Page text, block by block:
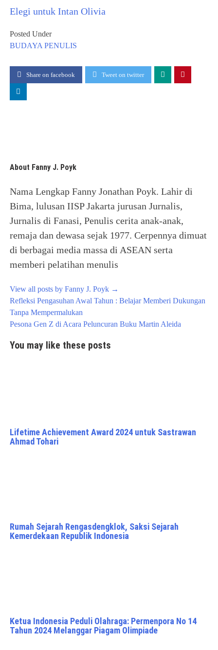
Elegi untuk Intan Olivia
Posted Under
BUDAYA PENULIS
Share on facebook Tweet on twitter
About Fanny J. Poyk
Nama Lengkap Fanny Jonathan Poyk. Lahir di
Bima, lulusan IISP Jakarta jurusan Jurnalis,
Jurnalis di Fanasi, Penulis cerita anak-anak,
remaja dan dewasa sejak 1977. Cerpennya dimuat
di berbagai media massa di ASEAN serta
memberi pelatihan menulis
View all posts by Fanny J. Poyk →
Post
navigation
Refleksi Pengasuhan Awal Tahun : Belajar Memberi Dukungan
Tanpa Mempermalukan
Pesona Gen Z di Acara Peluncuran Buku Martin Aleida
You may like these posts
Lifetime Achievement Award 2024 untuk Sastrawan
Ahmad Tohari
Rumah Sejarah Rengasdengklok, Saksi Sejarah
Kemerdekaan Republik Indonesia
Ketua Indonesia Peduli Olahraga: Permenpora No 14
Tahun 2024 Melanggar Piagam Olimpiade